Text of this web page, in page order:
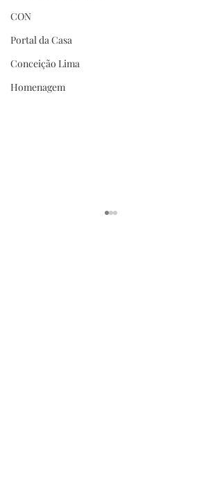
CON
Portal da Casa
Conceição Lima
Homenagem